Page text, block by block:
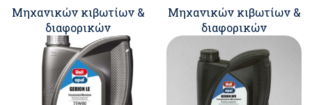
Μηχανικών κιβωτίων &
διαφορικών
Μηχανικών κιβωτίων &
διαφορικών